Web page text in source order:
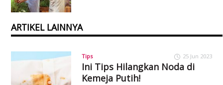
ARTIKEL LAINNYA
Tips 25 Jun 2023
Ini Tips Hilangkan Noda di
Kemeja Putih!